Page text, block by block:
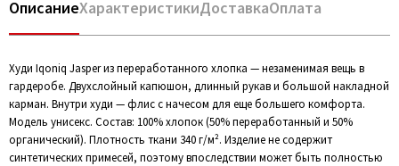
ОписаниеХарактеристикиДоставкаОплата
Худи Iqoniq Jasper из переработанного хлопка — незаменимая вещь в
гардеробе. Двухслойный капюшон, длинный рукав и большой накладной
карман. Внутри худи — флис с начесом для еще большего комфорта.
Модель унисекс. Состав: 100% хлопок (50% переработанный и 50%
органический). Плотность ткани 340 г/м². Изделие не содержит
синтетических примесей, поэтому впоследствии может быть полностью